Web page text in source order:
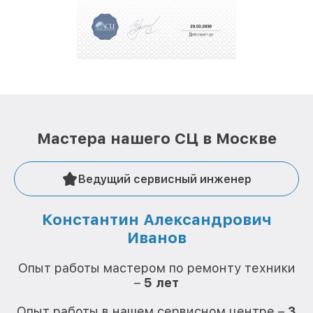
положительные отзывы и обрели отличную
репутацию. Мы постоянно совершенствуемся и
Мастера нашего СЦ в Москве
Ведущий сервисный инженер
Константин Александрович
Иванов
Опыт работы мастером по ремонту техники
– 5 лет